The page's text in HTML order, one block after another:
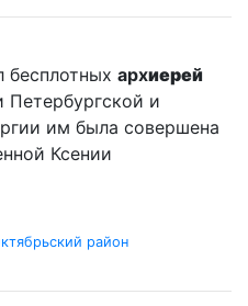
архиерей
Петербургской и
им была совершена
Ксении
район